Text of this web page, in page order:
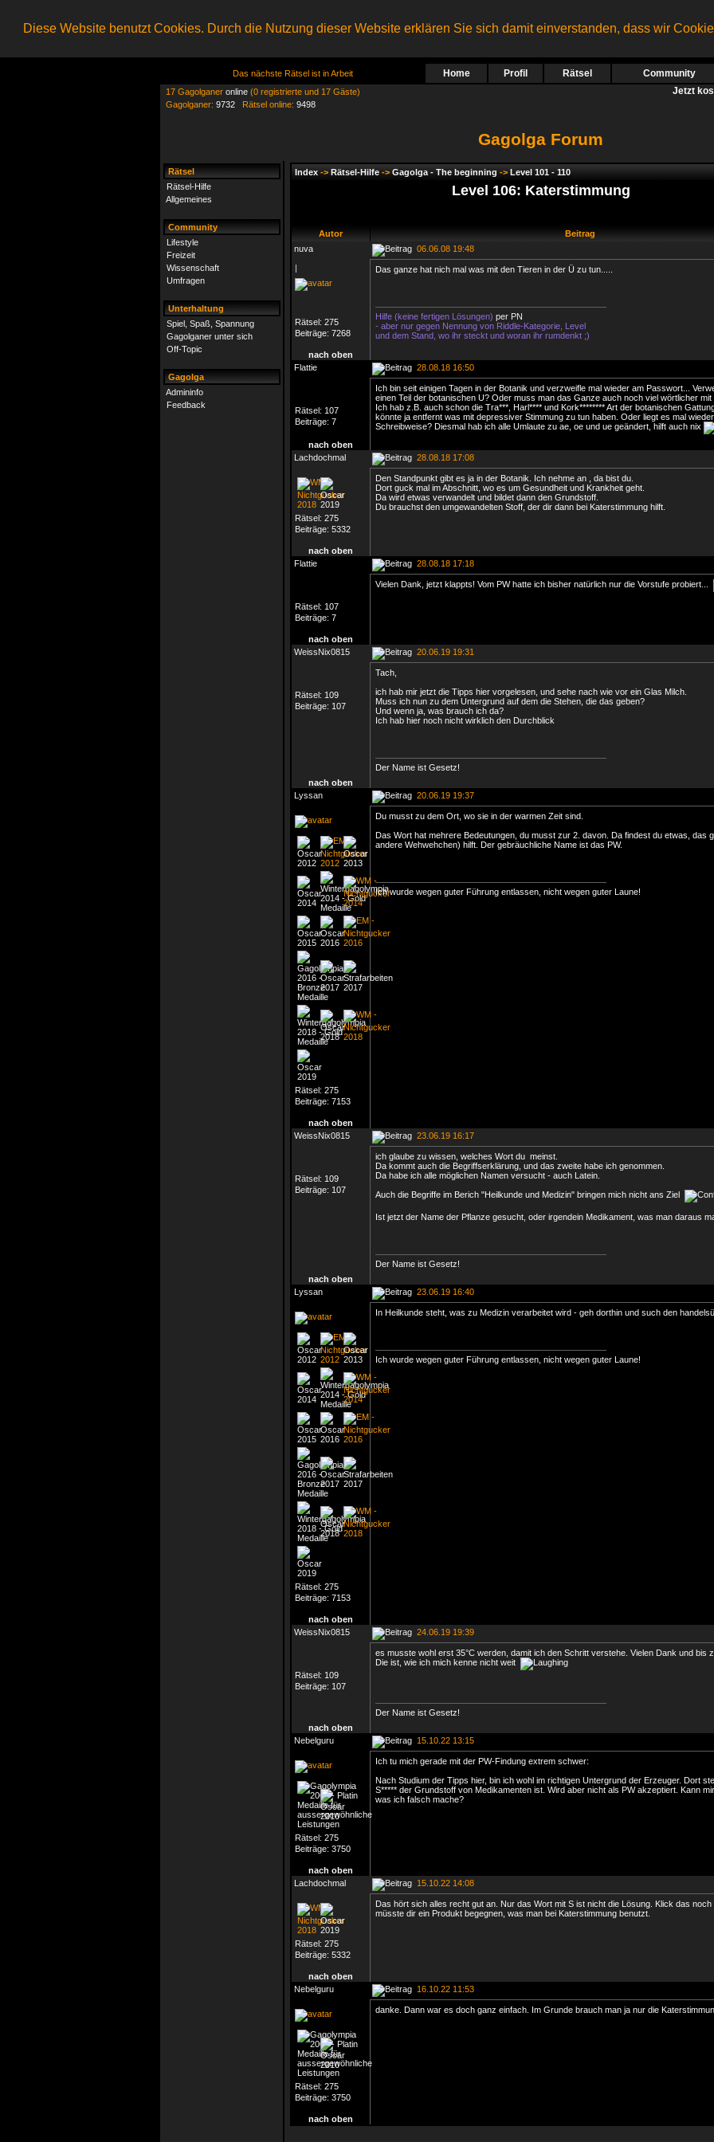
Diese Website benutzt Cookies. Durch die Nutzung dieser Website erklären Sie sich damit einverstanden, dass wir
Das nächste Rätsel ist in Arbeit Home Profil Rätsel Community
17 Gagolganer online (0 registrierte und 17 Gäste)
Gagolganer: 9732 Rätsel online: 9498
Jetzt
Gagolga Forum
Rätsel
Rätsel-Hilfe
Allgemeines
Community
Lifestyle
Freizeit
Wissenschaft
Umfragen
Unterhaltung
Spiel, Spaß, Spannung
Gagolganer unter sich
Off-Topic
Gagolga
Admininfo
Feedback
Index -> Rätsel-Hilfe -> Gagolga - The beginning -> Level 101 - 110
Level 106: Katerstimmung
Autor
Beitrag
nuva
06.06.08 19:48
|
Rätsel: 275
Beiträge: 7268
Das ganze hat nich mal was mit den Tieren in der Ü zu tun.....
Hilfe (keine fertigen Lösungen) per PN
- aber nur gegen Nennung von Riddle-Kategorie, Level
und dem Stand, wo ihr steckt und woran ihr rumdenkt ;)
nach oben
Flattie
28.08.18 16:50
Rätsel: 107
Beiträge: 7
Ich bin seit einigen Tagen in der Botanik und verzweifle mal wieder am Passwort...
einen Teil der botanischen U? Oder muss man das Ganze auch noch viel wörtlicher
Ich hab z.B. auch schon die Tra***, Harl**** und Kork******** Art der botanischen
könnte ja entfernt was mit depressiver Stimmung zu tun haben. Oder liegt es mal
Schreibweise? Diesmal hab ich alle Umlaute zu ae, oe und ue geändert, hilft auch nix
nach oben
Lachdochmal
28.08.18 17:08
Rätsel: 275
Beiträge: 5332
Den Standpunkt gibt es ja in der Botanik. Ich nehme an , da bist du.
Dort guck mal im Abschnitt, wo es um Gesundheit und Krankheit geht.
Da wird etwas verwandelt und bildet dann den Grundstoff.
Du brauchst den umgewandelten Stoff, der dir dann bei Katerstimmung hilft.
nach oben
Flattie
28.08.18 17:18
Rätsel: 107
Beiträge: 7
Vielen Dank, jetzt klappts! Vom PW hatte ich bisher natürlich nur die Vorstufe probiert...
nach oben
WeissNix0815
20.06.19 19:31
Rätsel: 109
Beiträge: 107
Tach,
ich hab mir jetzt die Tipps hier vorgelesen, und sehe nach wie vor ein Glas Milch.
Muss ich nun zu dem Untergrund auf dem die Stehen, die das geben?
Und wenn ja, was brauch ich da?
Ich hab hier noch nicht wirklich den Durchblick
Der Name ist Gesetz!
nach oben
Lyssan
20.06.19 19:37
Rätsel: 275
Beiträge: 7153
Du musst zu dem Ort, wo sie in der warmen Zeit sind.
Das Wort hat mehrere Bedeutungen, du musst zur 2. davon. Da findest du etwas, das
andere Wehwehchen) hilft. Der gebräuchliche Name ist das PW.
Ich wurde wegen guter Führung entlassen, nicht wegen guter Laune!
nach oben
WeissNix0815
23.06.19 16:17
Rätsel: 109
Beiträge: 107
ich glaube zu wissen, welches Wort du meinst.
Da kommt auch die Begriffserklärung, und das zweite habe ich genommen.
Da habe ich alle möglichen Namen versucht - auch Latein.
Auch die Begriffe im Berich "Heilkunde und Medizin" bringen mich nicht ans Ziel
Ist jetzt der Name der Pflanze gesucht, oder irgendein Medikament, was man daraus
Der Name ist Gesetz!
nach oben
Lyssan
23.06.19 16:40
Rätsel: 275
Beiträge: 7153
In Heilkunde steht, was zu Medizin verarbeitet wird - geh dorthin und such den
Ich wurde wegen guter Führung entlassen, nicht wegen guter Laune!
nach oben
WeissNix0815
24.06.19 19:39
Rätsel: 109
Beiträge: 107
es musste wohl erst 35°C werden, damit ich den Schritt verstehe. Vielen Dank und bis
Die ist, wie ich mich kenne nicht weit
Der Name ist Gesetz!
nach oben
Nebelguru
15.10.22 13:15
Rätsel: 275
Beiträge: 3750
Ich tu mich gerade mit der PW-Findung extrem schwer:
Nach Studium der Tipps hier, bin ich wohl im richtigen Untergrund der Erzeuger. Dort
S***** der Grundstoff von Medikamenten ist. Wird aber nicht als PW akzeptiert. Kann
was ich falsch mache?
nach oben
Lachdochmal
15.10.22 14:08
Rätsel: 275
Beiträge: 5332
Das hört sich alles recht gut an. Nur das Wort mit S ist nicht die Lösung. Klick das noch
müsste dir ein Produkt begegnen, was man bei Katerstimmung benutzt.
nach oben
Nebelguru
16.10.22 11:53
Rätsel: 275
Beiträge: 3750
danke. Dann war es doch ganz einfach. Im Grunde brauch man ja nur die
nach oben